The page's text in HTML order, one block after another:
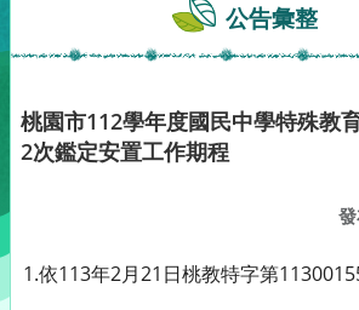
公告彙整
桃園市112學年度國民中學特殊教
2次鑑定安置工作期程
1.依113年2月21日桃教特字第